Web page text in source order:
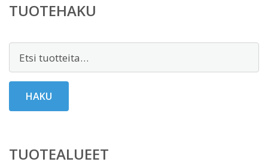
TUOTEHAKU
HAKU
TUOTEALUEET